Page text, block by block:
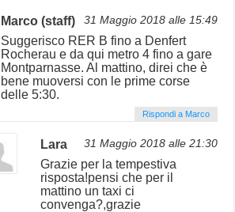
Marco (staff) 31 Maggio 2018 alle 15:49
Suggerisco RER B fino a Denfert
Rocherau e da qui metro 4 fino a gare
Montparnasse. Al mattino, direi che è
bene muoversi con le prime corse
delle 5:30.
Rispondi a Marco
Lara 31 Maggio 2018 alle 21:30
Grazie per la tempestiva
risposta!pensi che per il
mattino un taxi ci
convenga?,grazie